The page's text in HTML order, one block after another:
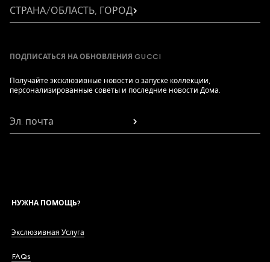
СТРАНА/ОБЛАСТЬ, ГОРОД
ПОДПИСАТЬСЯ НА ОБНОВЛЕНИЯ GUCCI
Получайте эксклюзивные новости о запуске коллекции,
персонализированные советы и последние новости Дома.
Эл. почта
НУЖНА ПОМОЩЬ?
Экслюзивная Услуга
FAQs